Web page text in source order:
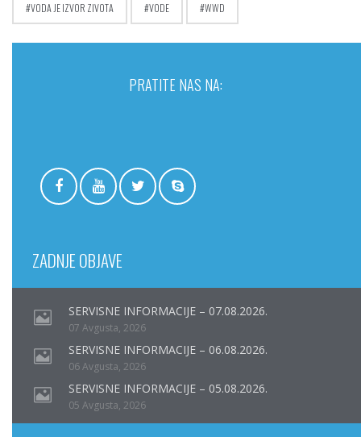
VODA JE IZVOR ZIVOTA VODE WWD
PRATITE NAS NA:
ZADNJE OBJAVE
SERVISNE INFORMACIJE – 07.08.2026.
07 Avgusta, 2026
SERVISNE INFORMACIJE – 06.08.2026.
06 Avgusta, 2026
SERVISNE INFORMACIJE – 05.08.2026.
05 Avgusta, 2026